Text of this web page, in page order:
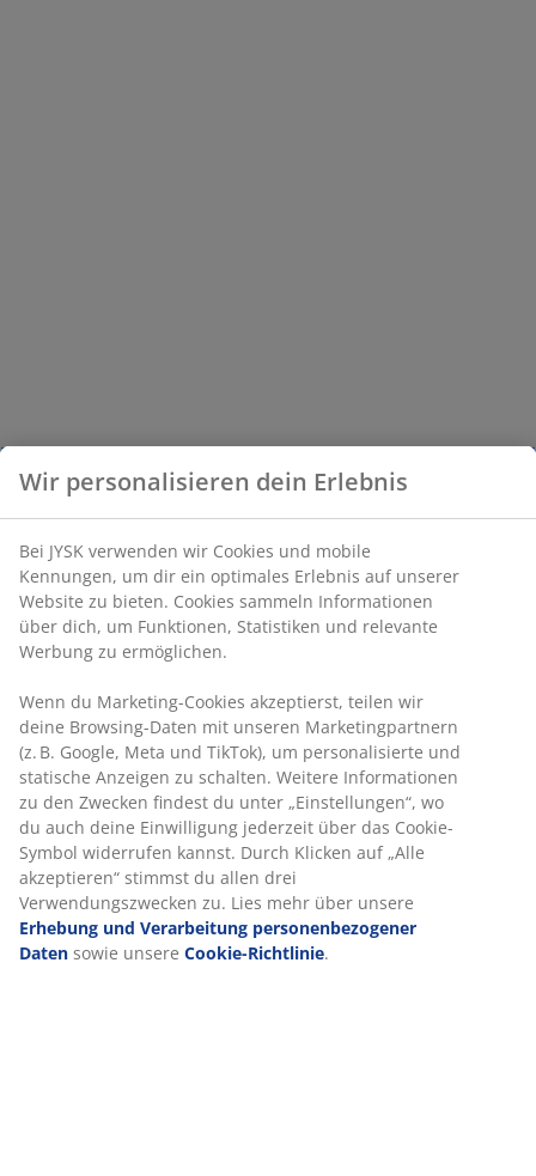
Wir personalisieren dein Erlebnis
Bei JYSK verwenden wir Cookies und mobile
Kennungen, um dir ein optimales Erlebnis auf unserer
Website zu bieten. Cookies sammeln Informationen
über dich, um Funktionen, Statistiken und relevante
Werbung zu ermöglichen.
Wenn du Marketing-Cookies akzeptierst, teilen wir
deine Browsing-Daten mit unseren Marketingpartnern
(z. B. Google, Meta und TikTok), um personalisierte und
statische Anzeigen zu schalten. Weitere Informationen
zu den Zwecken findest du unter „Einstellungen“, wo
du auch deine Einwilligung jederzeit über das Cookie-
Symbol widerrufen kannst. Durch Klicken auf „Alle
akzeptieren“ stimmst du allen drei
Verwendungszwecken zu. Lies mehr über unsere
Erhebung und Verarbeitung personenbezogener
Daten sowie unsere Cookie-Richtlinie.